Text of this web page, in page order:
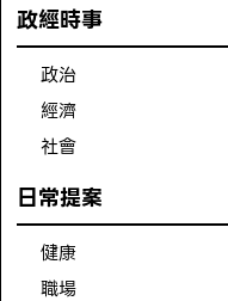
政經時事
政治
經濟
社會
日常提案
健康
職場